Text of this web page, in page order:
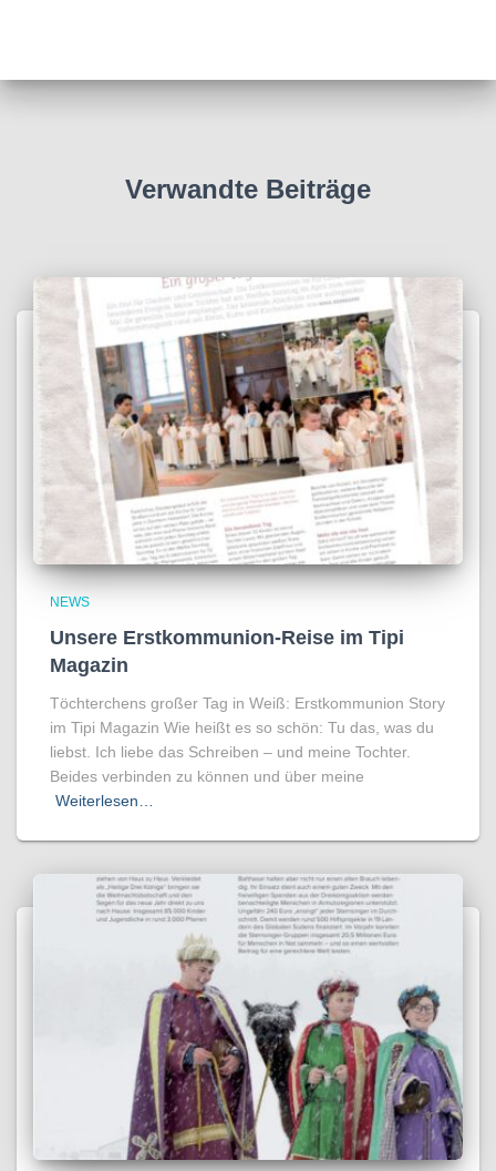
Verwandte Beiträge
NEWS
Unsere Erstkommunion-Reise im Tipi
Magazin
Töchterchens großer Tag in Weiß: Erstkommunion Story
im Tipi Magazin Wie heißt es so schön: Tu das, was du
liebst. Ich liebe das Schreiben – und meine Tochter.
Beides verbinden zu können und über meine
Weiterlesen…